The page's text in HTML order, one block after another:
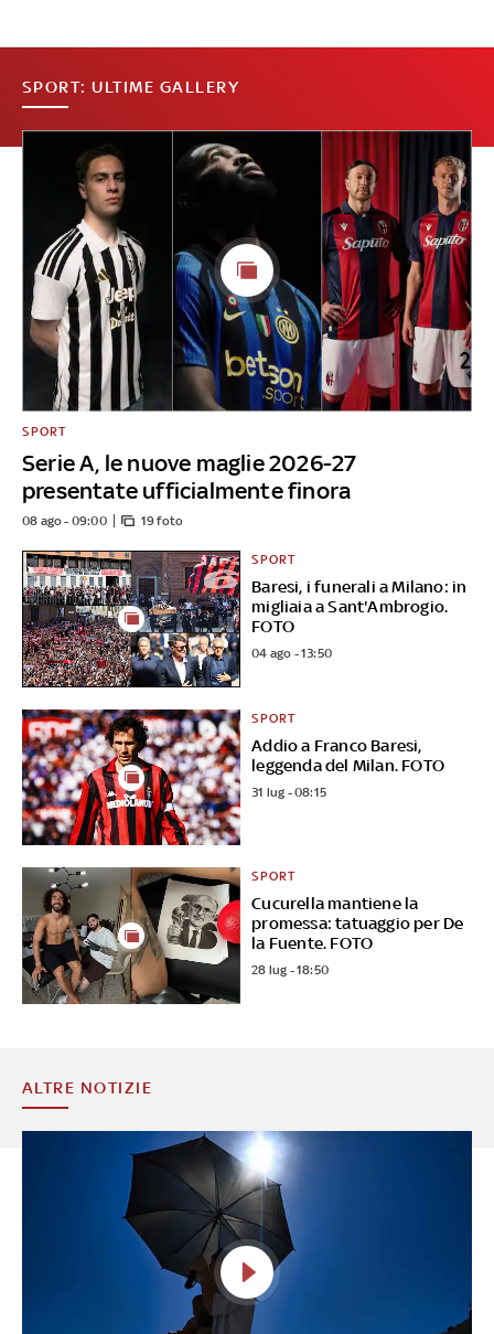
SPORT: ULTIME GALLERY
Serie A, le nuove maglie 2026-27
presentate ufficialmente finora
SPORT
08 ago - 09:00 19 foto
Baresi, i funerali a Milano: in
migliaia a Sant'Ambrogio.
FOTO
SPORT
04 ago - 13:50
Addio a Franco Baresi,
leggenda del Milan. FOTO
SPORT
31 lug - 08:15
Cucurella mantiene la
promessa: tatuaggio per De
la Fuente. FOTO
SPORT
28 lug - 18:50
ALTRE NOTIZIE